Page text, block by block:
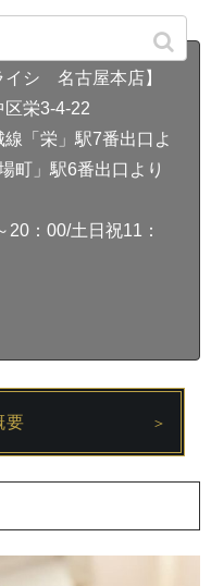
イシ 名古屋本店】
栄3-4-22
「栄」駅7番出口よ
町」駅6番出口より
：00/土日祝11：
要